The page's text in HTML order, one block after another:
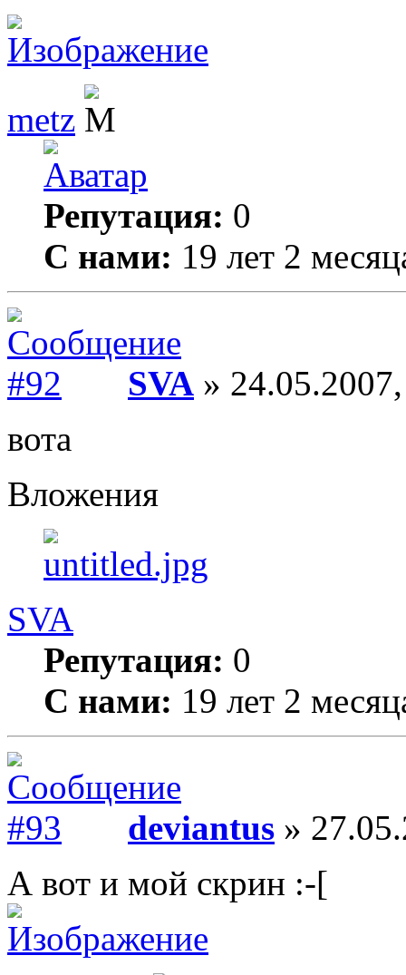
metz
Репутация: 0
С нами: 19 лет 2
SVA »
вота
Вложения
SVA
Репутация: 0
С нами: 19 лет 2
deviantus »
А вот и мой скрин :-[